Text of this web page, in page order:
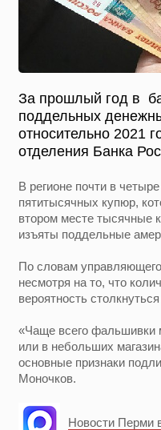
За прошлый год в
поддельных
относительно 2021
отделения Банка
В регионе почти в
пятитысячных купюр,
втором месте тысячные
изъяты поддельные
По словам
несмотря на то, что
вероятность
«Чаще всего фальшивки
или в небольших
основные признаки
Моночков.
Новости Перми